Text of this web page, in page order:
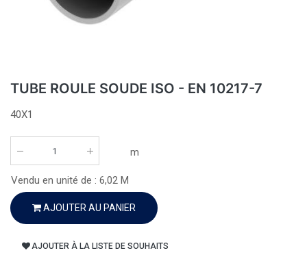
TUBE ROULE SOUDE ISO - EN 10217-7
40X1
m
Vendu en unité de : 6,02 M
AJOUTER AU PANIER
AJOUTER À LA LISTE DE SOUHAITS